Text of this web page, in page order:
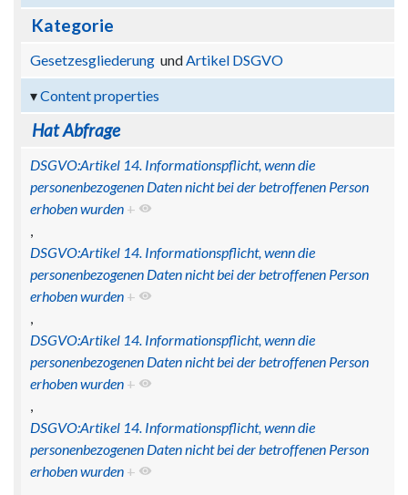
Kategorie
GesetzesgliederungundArtikel DSGVO
Content properties
Hat Abfrage
DSGVO:Artikel 14. Informationspflicht, wenn die
personenbezogenen Daten nicht bei der betroffenen Person
erhoben wurden +
,
DSGVO:Artikel 14. Informationspflicht, wenn die
personenbezogenen Daten nicht bei der betroffenen Person
erhoben wurden +
,
DSGVO:Artikel 14. Informationspflicht, wenn die
personenbezogenen Daten nicht bei der betroffenen Person
erhoben wurden +
,
DSGVO:Artikel 14. Informationspflicht, wenn die
personenbezogenen Daten nicht bei der betroffenen Person
erhoben wurden +